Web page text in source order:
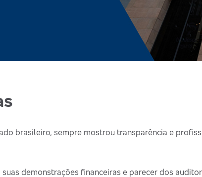
brasileiro, sempre mostrou transparência e
demonstrações financeiras e parecer dos